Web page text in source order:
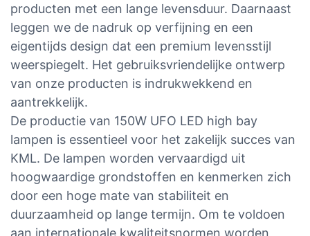
producten met een lange levensduur. Daarnaast
leggen we de nadruk op verfijning en een
eigentijds design dat een premium levensstijl
weerspiegelt. Het gebruiksvriendelijke ontwerp
van onze producten is indrukwekkend en
aantrekkelijk.
De productie van 150W UFO LED high bay
lampen is essentieel voor het zakelijk succes van
KML. De lampen worden vervaardigd uit
hoogwaardige grondstoffen en kenmerken zich
door een hoge mate van stabiliteit en
duurzaamheid op lange termijn. Om te voldoen
aan internationale kwaliteitsnormen worden